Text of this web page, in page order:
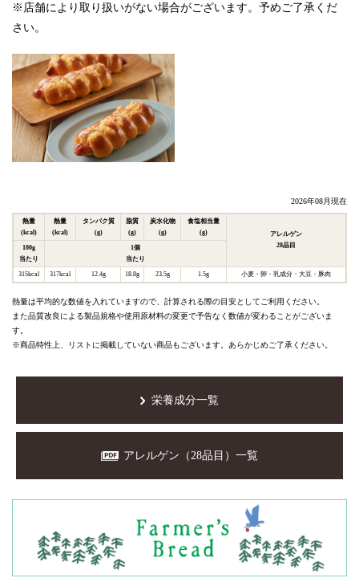
※店舗により取り扱いがない場合がございます。予めご了承くだ
さい。
2026年08月現在
熱量
(kcal)
熱量
(kcal)
タンパク質
(g)
脂質
(g)
炭水化物
(g)
食塩相当量
(g)
アレルゲン
28品目
100g
当たり
1個
当たり
315kcal 317kcal 12.4g 18.8g 23.5g 1.5g 小麦 卵 乳成分 大豆 豚肉
熱量は平均的な数値を入れていますので、計算される際の目安としてご利用ください。
また品質改良による製品規格や使用原材料の変更で予告なく数値が変わることがございま
す。
※商品特性上、リストに掲載していない商品もございます。あらかじめご了承ください。
栄養成分一覧
アレルゲン（28品目）一覧